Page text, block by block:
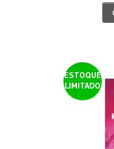
ESTOQUE
LIMITADO